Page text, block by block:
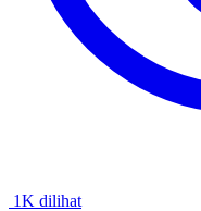
1K dilihat